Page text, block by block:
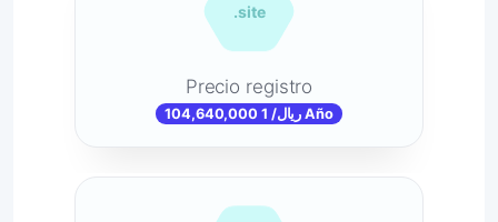
.site
Precio registro
104,640,000 ریال/ 1 Año